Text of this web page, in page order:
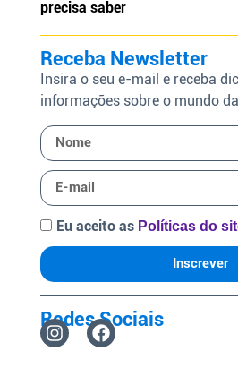
precisa saber
Receba Newsletter
Insira o seu e-mail e receba
informações sobre o mundo
Eu aceito as Políticas do
Inscrever
Redes Sociais